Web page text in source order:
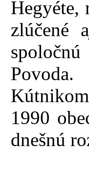
Hegyéte,
zlúčené
1990
dnešnú